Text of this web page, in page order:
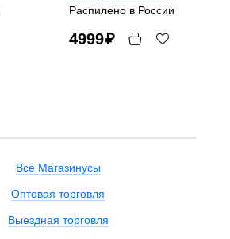
Распилено в России
4999₽
Все Магазинусы
Оптовая торговля
Выездная торговля